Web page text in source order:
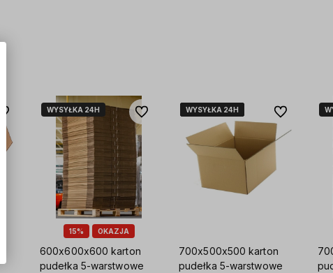
Do ulubionych
15% OKAZJA
WYSYŁKA 24H
600x600x600 karton
pudełka 5-warstwowe
Do ulubionychWYSYŁKA 24H
WYSYŁKA 24H
WYSYŁKA 24H
WYSYŁKA 24H
WYSYŁKA 24H
700x500x500 karton
pudełka 5-warstwowe
Do ulubionych